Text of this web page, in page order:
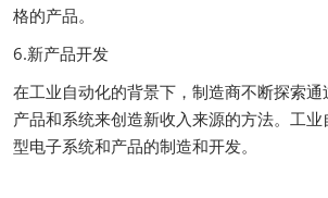
格的产品。
6.新产品开发
在工业自动化的背景下，制造商不断探索
产品和系统来创造新收入来源的方法。工
型电子系统和产品的制造和开发。